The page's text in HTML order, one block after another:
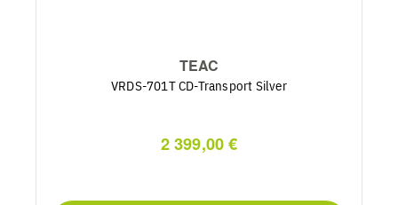
TEAC
VRDS-701T CD-Transport Silver
2 399,00 €